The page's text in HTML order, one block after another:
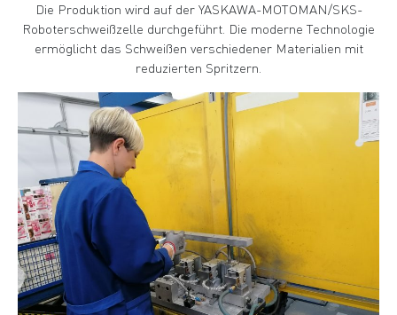
Die Produktion wird auf der YASKAWA-MOTOMAN/SKS-
Roboterschweißzelle durchgeführt. Die moderne Technologie
ermöglicht das Schweißen verschiedener Materialien mit
reduzierten Spritzern.